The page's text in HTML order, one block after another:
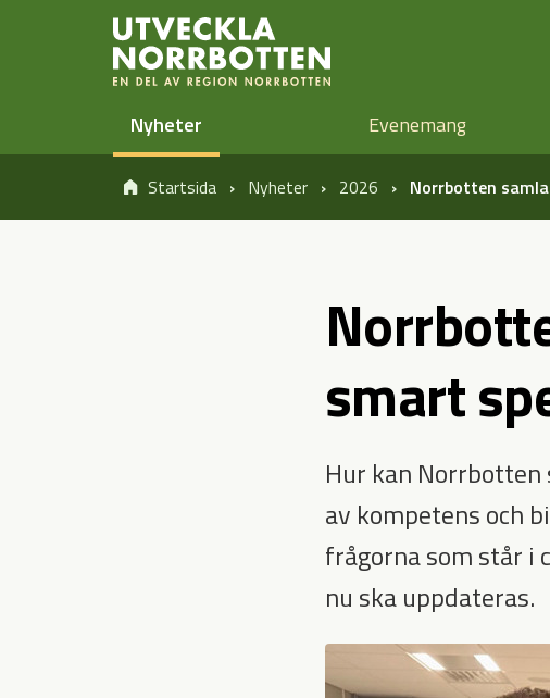
Öppna sidans huvudnavigering
Hoppa till sidans innehåll
Nyheter Evenemang
Startsida Nyheter 2026 Norrbotten
smart
Hur kan
av kompetens och
frågorna som står i
nu ska uppdateras.